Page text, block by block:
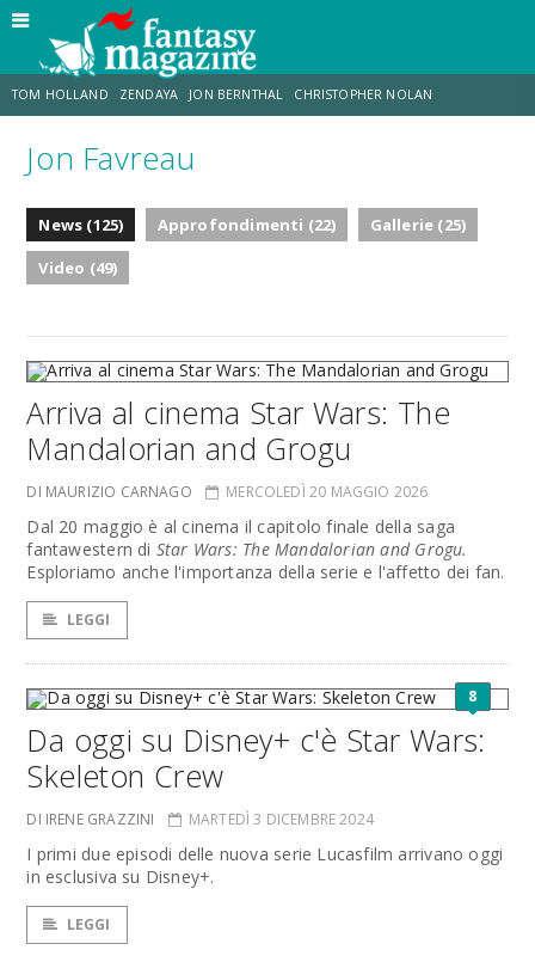
TOM HOLLAND ZENDAYA JON BERNTHAL CHRISTOPHER NOLAN
STRANIMONDI LUCCA COMICS & GAMES
CHRIS MCKENNA
Jon Favreau
News (125) Approfondimenti (22)
Gallerie (25)
Video (49)
Arriva al cinema Star Wars: The
Mandalorian and Grogu
DI MAURIZIO CARNAGO MERCOLEDÌ 20 MAGGIO 2026
Dal 20 maggio è al cinema il capitolo finale della saga
fantawestern di Star Wars: The Mandalorian and Grogu.
Esploriamo anche l'importanza della serie e l'affetto dei fan.
LEGGI
8
Da oggi su Disney+ c'è Star Wars:
Skeleton Crew
DI IRENE GRAZZINI MARTEDÌ 3 DICEMBRE 2024
I primi due episodi delle nuova serie Lucasfilm arrivano oggi
in esclusiva su Disney+.
LEGGI